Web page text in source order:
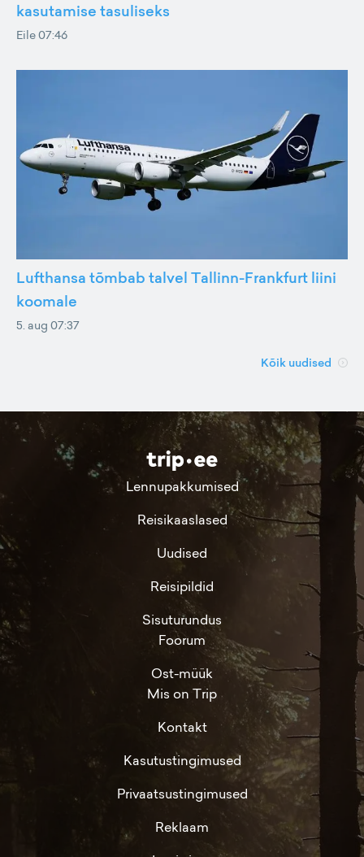
kasutamise tasuliseks
Eile 07:46
Lufthansa tõmbab talvel Tallinn-Frankfurt liini
koomale
5. aug 07:37
Kõik uudised
Lennupakkumised
Reisikaaslased
Uudised
Reisipildid
Sisuturundus
Foorum
Ost-müük
Mis on Trip
Kontakt
Kasutustingimused
Privaatsustingimused
Reklaam